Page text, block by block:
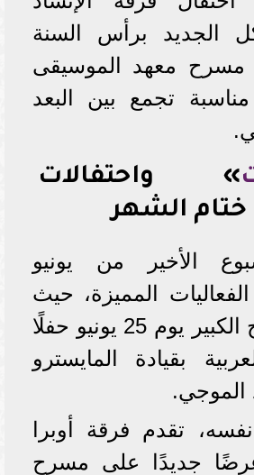
الجديد برأس السنة
مسرح معهد الموسيقى
تجمع بين البعد
» واحتفالات
الشهر
الأخير من يونيو
المميزة، حيث
يشهد المسرح الكبير يوم 25 يونيو حفلًا
بقيادة المايسترو
الموجي.
تقدم فرقة أوبرا
عرضًا جديدًا على مسرح